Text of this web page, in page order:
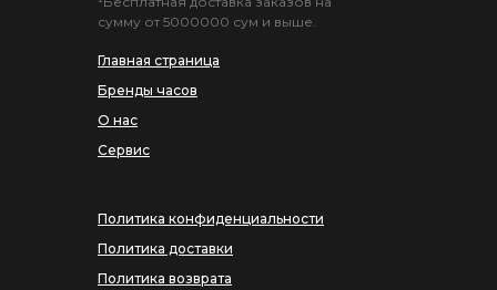
Главная страница
Бренды часов
О нас
Сервис
сумму от 5000000 сум и выше.
Политика конфиденциальности
Политика доставки
Политика возврата